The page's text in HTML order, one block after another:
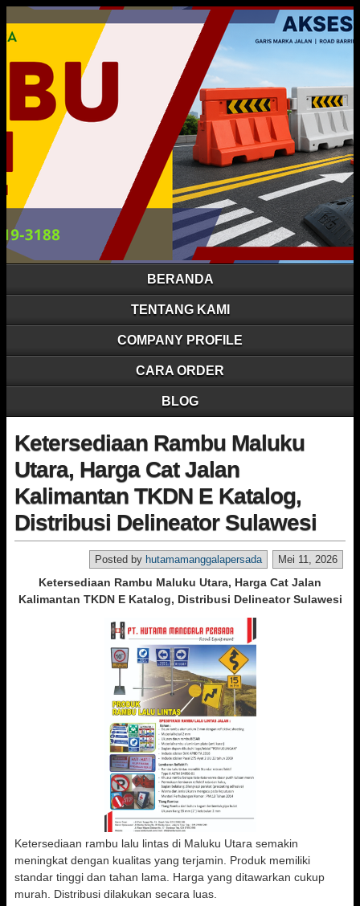
BERANDA
TENTANG KAMI
COMPANY PROFILE
CARA ORDER
BLOG
Ketersediaan Rambu Maluku
Utara, Harga Cat Jalan
Kalimantan TKDN E Katalog,
Distribusi Delineator Sulawesi
Mei 11, 2026
Posted by hutamamanggalapersada
Ketersediaan Rambu Maluku Utara, Harga Cat Jalan
Kalimantan TKDN E Katalog, Distribusi Delineator Sulawesi
Ketersediaan rambu lalu lintas di Maluku Utara semakin
meningkat dengan kualitas yang terjamin. Produk memiliki
standar tinggi dan tahan lama. Harga yang ditawarkan cukup
murah. Distribusi dilakukan secara luas.